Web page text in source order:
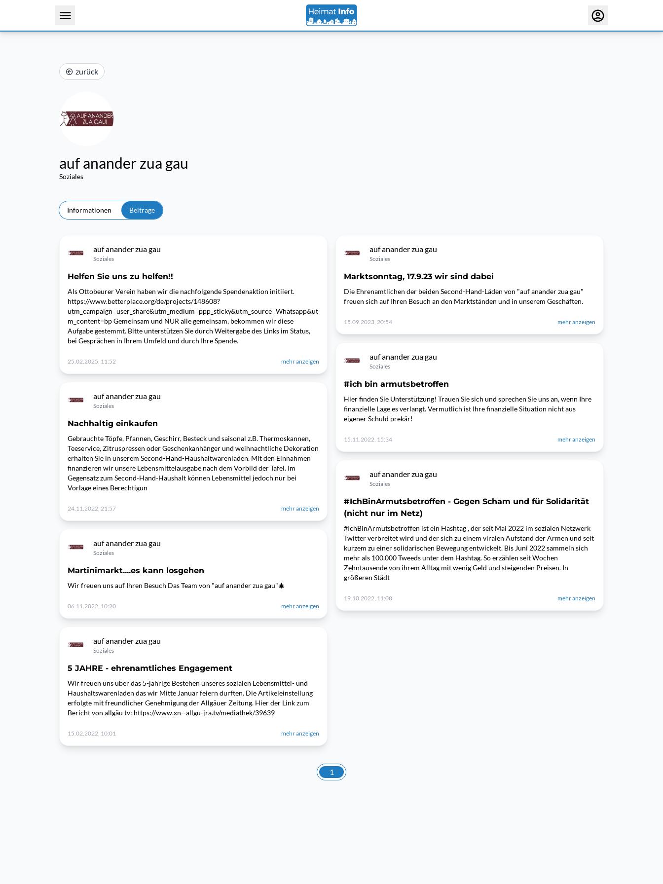
zurück
auf anander zua gau
Soziales
Informationen Beiträge
auf anander zua gau
Soziales
Helfen Sie uns zu helfen!!
Als Ottobeurer Verein haben wir die nachfolgende Spendenaktion initiiert.
https://www.betterplace.org/de/projects/148608?
utm_campaign=user_share&utm_medium=ppp_sticky&utm_source=Whatsapp&ut
m_content=bp Gemeinsam und NUR alle gemeinsam, bekommen wir diese
Aufgabe gestemmt. Bitte unterstützen Sie durch Weitergabe des Links im Status,
bei Gesprächen in Ihrem Umfeld und durch Ihre Spende.
25.02.2025, 11:52 mehr anzeigen
auf anander zua gau
Soziales
Nachhaltig einkaufen
Gebrauchte Töpfe, Pfannen, Geschirr, Besteck und saisonal z.B. Thermoskannen,
Teeservice, Zitruspressen oder Geschenkanhänger und weihnachtliche Dekoration
erhalten Sie in unserem Second-Hand-Haushaltwarenladen. Mit den Einnahmen
finanzieren wir unsere Lebensmittelausgabe nach dem Vorbild der Tafel. Im
Gegensatz zum Second-Hand-Haushalt können Lebensmittel jedoch nur bei
Vorlage eines Berechtigun
24.11.2022, 21:57 mehr anzeigen
auf anander zua gau
Soziales
Martinimarkt....es kann losgehen
Wir freuen uns auf Ihren Besuch Das Team von "auf anander zua gau"🎄
06.11.2022, 10:20 mehr anzeigen
auf anander zua gau
Soziales
5 JAHRE - ehrenamtliches Engagement
Wir freuen uns über das 5-jährige Bestehen unseres sozialen Lebensmittel- und
Haushaltswarenladen das wir Mitte Januar feiern durften. Die Artikeleinstellung
erfolgte mit freundlicher Genehmigung der Allgäuer Zeitung. Hier der Link zum
Bericht von allgäu tv: https://www.xn--allgu-jra.tv/mediathek/39639
15.02.2022, 10:01 mehr anzeigen
auf anander zua gau
Soziales
Marktsonntag, 17.9.23 wir sind dabei
Die Ehrenamtlichen der beiden Second-Hand-Läden von "auf anander zua gau"
freuen sich auf Ihren Besuch an den Marktständen und in unserem Geschäften.
15.09.2023, 20:54 mehr anzeigen
auf anander zua gau
Soziales
#ich bin armutsbetroffen
Hier finden Sie Unterstützung! Trauen Sie sich und sprechen Sie uns an, wenn Ihre
finanzielle Lage es verlangt. Vermutlich ist Ihre finanzielle Situation nicht aus
eigener Schuld prekär!
15.11.2022, 15:34 mehr anzeigen
auf anander zua gau
Soziales
#IchBinArmutsbetroffen - Gegen Scham und für Solidarität
(nicht nur im Netz)
#IchBinArmutsbetroffen ist ein Hashtag , der seit Mai 2022 im sozialen Netzwerk
Twitter verbreitet wird und der sich zu einem viralen Aufstand der Armen und seit
kurzem zu einer solidarischen Bewegung entwickelt. Bis Juni 2022 sammeln sich
mehr als 100.000 Tweeds unter dem Hashtag. So erzählen seit Wochen
Zehntausende von ihrem Alltag mit wenig Geld und steigenden Preisen. In
größeren Städt
19.10.2022, 11:08 mehr anzeigen
1